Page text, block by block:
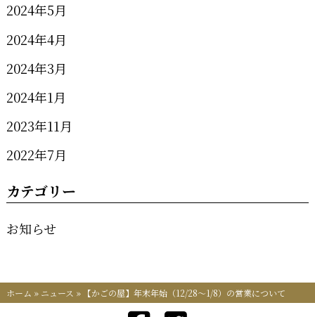
2024年5月
2024年4月
2024年3月
2024年1月
2023年11月
2022年7月
カテゴリー
お知らせ
ホーム » ニュース » 【かごの屋】年末年始（12/28～1/8）の営業について